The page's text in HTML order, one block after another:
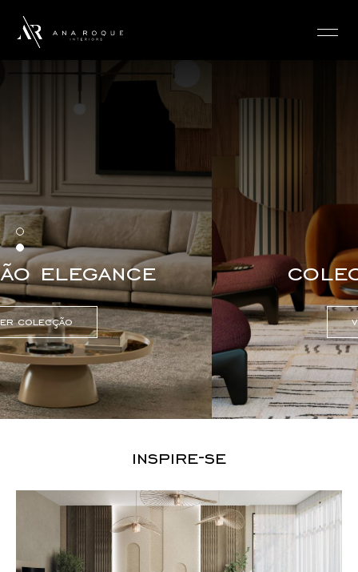
colecção urban
ver colecção
inspire-se